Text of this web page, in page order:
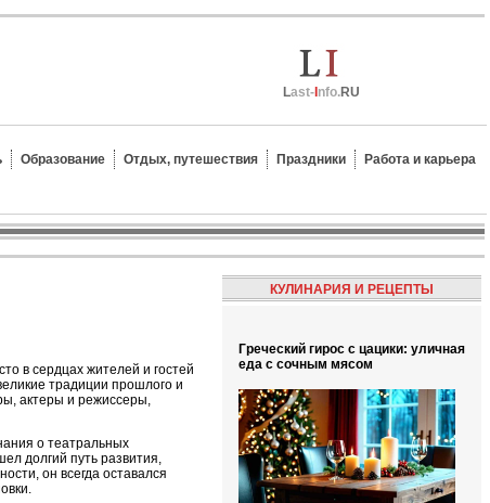
Last- nfo.RU
Образование Отдых, путешествия Праздники
Работа и карьера
в сердцах жителей и гостей
традиции прошлого и
актеры и режиссеры,
о театральных
долгий путь развития,
он всегда оставался
КУЛИНАРИЯ И РЕЦЕПТЫ
Греческий гирос с цацики: уличная
еда с сочным мясом